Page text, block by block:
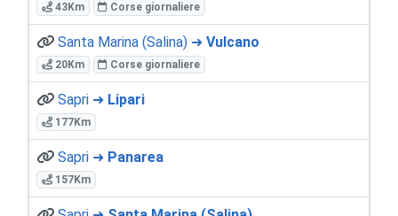
43Km Corse giornaliere
Santa Marina (Salina) ➜ Vulcano
20Km Corse giornaliere
Sapri ➜ Lipari
177Km
Sapri ➜ Panarea
157Km